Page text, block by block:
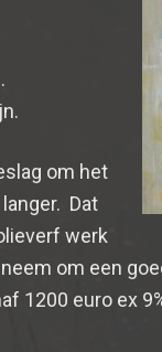
om het
Dat
werk
om een
1200 euro ex